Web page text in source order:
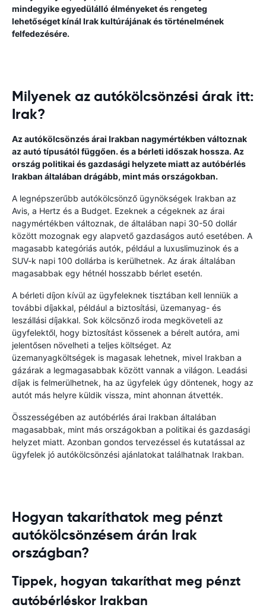
mindegyike egyedülálló élményeket és rengeteg
lehetőséget kínál Irak kultúrájának és történelmének
felfedezésére.
Milyenek az autókölcsönzési árak itt:
Irak?
Az autókölcsönzés árai Irakban nagymértékben változnak
az autó típusától függően. és a bérleti időszak hossza. Az
ország politikai és gazdasági helyzete miatt az autóbérlés
Irakban általában drágább, mint más országokban.
A legnépszerűbb autókölcsönző ügynökségek Irakban az
Avis, a Hertz és a Budget. Ezeknek a cégeknek az árai
nagymértékben változnak, de általában napi 30-50 dollár
között mozognak egy alapvető gazdaságos autó esetében. A
magasabb kategóriás autók, például a luxuslimuzinok és a
SUV-k napi 100 dollárba is kerülhetnek. Az árak általában
magasabbak egy hétnél hosszabb bérlet esetén.
A bérleti díjon kívül az ügyfeleknek tisztában kell lenniük a
további díjakkal, például a biztosítási, üzemanyag- és
leszállási díjakkal. Sok kölcsönző iroda megköveteli az
ügyfelektől, hogy biztosítást kössenek a bérelt autóra, ami
jelentősen növelheti a teljes költséget. Az
üzemanyagköltségek is magasak lehetnek, mivel Irakban a
gázárak a legmagasabbak között vannak a világon. Leadási
díjak is felmerülhetnek, ha az ügyfelek úgy döntenek, hogy az
autót más helyre küldik vissza, mint ahonnan átvették.
Összességében az autóbérlés árai Irakban általában
magasabbak, mint más országokban a politikai és gazdasági
helyzet miatt. Azonban gondos tervezéssel és kutatással az
ügyfelek jó autókölcsönzési ajánlatokat találhatnak Irakban.
Hogyan takaríthatok meg pénzt
autókölcsönzésem árán Irak
országban?
Tippek, hogyan takaríthat meg pénzt
autóbérléskor Irakban